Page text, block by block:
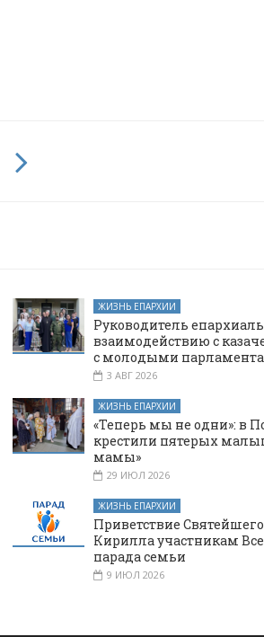
ЖИЗНЬ ЕПАРХИИ
Руководитель
взаимодействию с
с молодыми
3 АВГ 2026
ЖИЗНЬ ЕПАРХИИ
«Теперь мы не одни»: в
крестили пятерых
мамы»
29 ИЮЛ 2026
ЖИЗНЬ ЕПАРХИИ
Приветствие
Кирилла участникам
парада семьи
9 ИЮЛ 2026